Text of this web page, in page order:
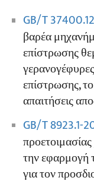
GB/T
βαρέα
επίστρωσης
επίστρωσης,
απαιτήσεις
GB/T 8923.1-
την εφαρμογή
για τον